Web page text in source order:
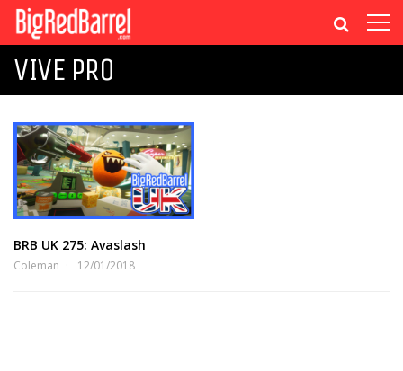
VIVE PRO
BRB UK 275: Avaslash
Coleman 12/01/2018